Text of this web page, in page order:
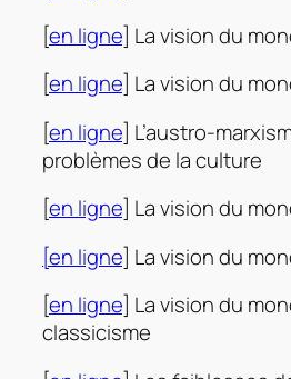
[en ligne] La vision du
[en ligne] La vision du
[en ligne] L’austro-
problèmes de la culture
[en ligne] La vision du
[en ligne] La vision du
[en ligne] La vision du
classicisme